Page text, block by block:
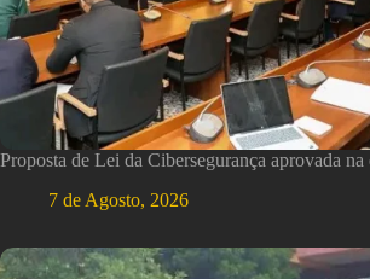
Proposta de Lei da Cibersegurança aprovada na
7 de Agosto, 2026